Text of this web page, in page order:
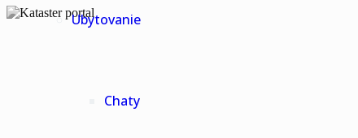
Ubytovanie
Chaty